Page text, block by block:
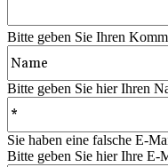
Bitte geben Sie Ihren
Bitte geben Sie hier Ihren
Sie haben eine falsche E-
Bitte geben Sie hier Ihre E-